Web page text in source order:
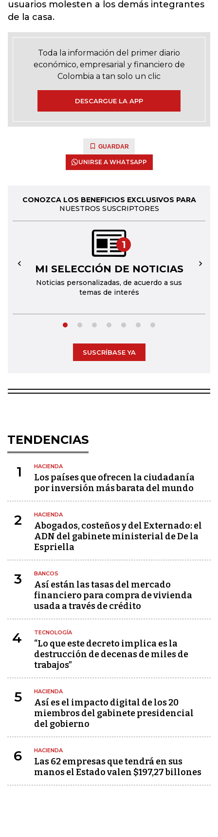
usuarios molesten a los demás integrantes
de la casa.
Toda la información del primer diario
económico, empresarial y financiero de
Colombia a tan solo un clic
DESCARGUE LA APP
GUARDAR
UNIRSE A WHATSAPP
CONOZCA LOS BENEFICIOS EXCLUSIVOS PARA
NUESTROS SUSCRIPTORES
1
MI SELECCIÓN DE NOTICIAS
Noticias personalizadas, de acuerdo a sus
temas de interés
← →
SUSCRÍBASE YA
TENDENCIAS
1 HACIENDA
Los países que ofrecen la ciudadanía
por inversión más barata del mundo
2 HACIENDA
Abogados, costeños y del Externado: el
ADN del gabinete ministerial de De la
Espriella
3 BANCOS
Así están las tasas del mercado
financiero para compra de vivienda
usada a través de crédito
4 TECNOLOGÍA
“Lo que este decreto implica es la
destrucción de decenas de miles de
trabajos”
5 HACIENDA
Así es el impacto digital de los 20
miembros del gabinete presidencial
del gobierno
6 HACIENDA
Las 62 empresas que tendrá en sus
manos el Estado valen $197,27 billones